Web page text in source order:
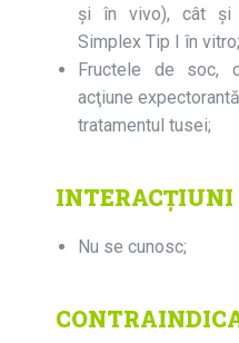
şi în vivo), cât şi
Simplex Tip I în vitro;
Fructele de soc,
acţiune
tratamentul tusei;
INTERACȚIUNI
Nu se cunosc;